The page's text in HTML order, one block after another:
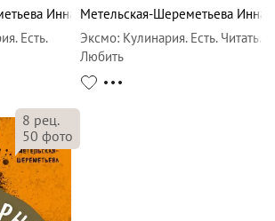
Инна
Есть.
Метельская-Шереметьева Инна
Эксмо: Кулинария. Есть. Читать.
Любить
8 рец.
50 фото